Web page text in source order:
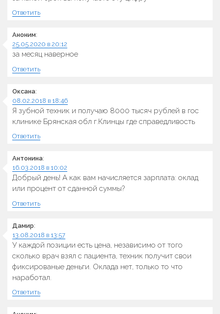
Ответить
Аноним:
25.05.2020 в 20:12
за месяц наверное
Ответить
Оксана:
08.02.2018 в 18:46
Я зубной техник и получаю 8000 тысяч рублей в гос
клинике Брянская обл г.Клинцы где справедливость
Ответить
Антонина:
16.03.2018 в 10:02
Добрый день! А как вам начисляется зарплата: оклад
или процент от сданной суммы?
Ответить
Дамир:
13.08.2018 в 13:57
У каждой позиции есть цена, независимо от того
сколько врач взял с пациента, техник получит свои
фиксированые деньги. Оклада нет, только то что
наработал.
Ответить